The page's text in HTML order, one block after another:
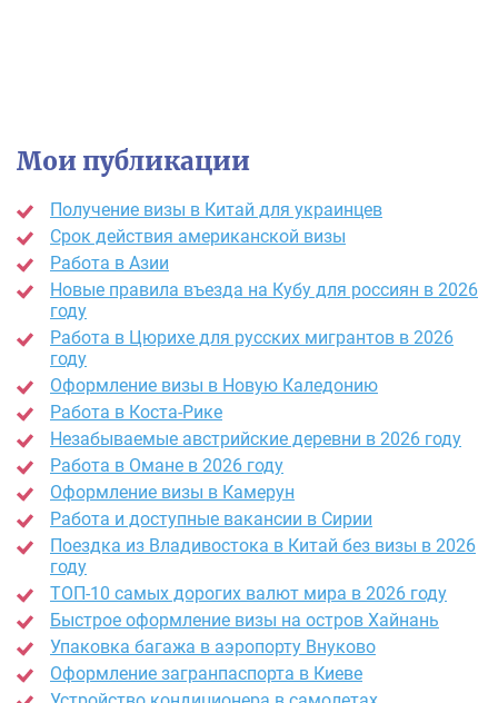
Мои публикации
Получение визы в Китай для украинцев
Срок действия американской визы
Работа в Азии
Новые правила въезда на Кубу для россиян в 2026
году
Работа в Цюрихе для русских мигрантов в 2026
году
Оформление визы в Новую Каледонию
Работа в Коста-Рике
Незабываемые австрийские деревни в 2026 году
Работа в Омане в 2026 году
Оформление визы в Камерун
Работа и доступные вакансии в Сирии
Поездка из Владивостока в Китай без визы в 2026
году
ТОП-10 самых дорогих валют мира в 2026 году
Быстрое оформление визы на остров Хайнань
Упаковка багажа в аэропорту Внуково
Оформление загранпаспорта в Киеве